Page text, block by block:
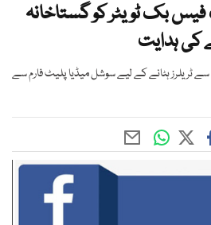
بک ٹویٹر کو گستاخانہ
کی ہدایت
ٹریلرز ہٹانے کے لیے سوشل میڈیا پلیٹ فارم سے